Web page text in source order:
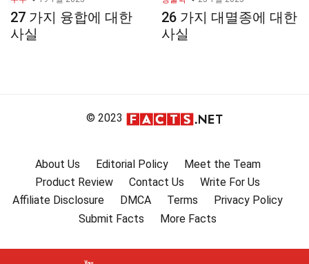
27 가지 융합에 대한
사실
26 가지 대멸종에 대한
사실
© 2023
About Us Editorial Policy
Meet the Team
Product Review
Contact Us
Write For Us
Affiliate Disclosure
DMCA Terms
Privacy Policy
Submit Facts
More Facts